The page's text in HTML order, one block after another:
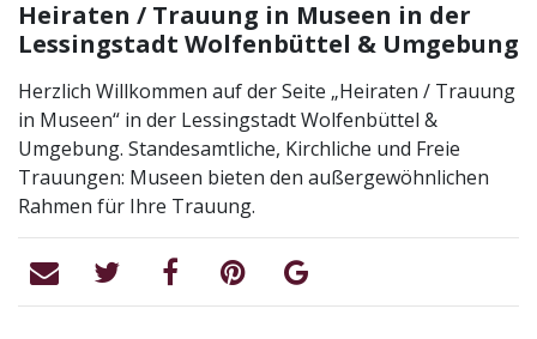
Heiraten / Trauung in Museen in der
Lessingstadt Wolfenbüttel & Umgebung
Herzlich Willkommen auf der Seite „Heiraten / Trauung
in Museen“ in der Lessingstadt Wolfenbüttel &
Umgebung. Standesamtliche, Kirchliche und Freie
Trauungen: Museen bieten den außergewöhnlichen
Rahmen für Ihre Trauung.